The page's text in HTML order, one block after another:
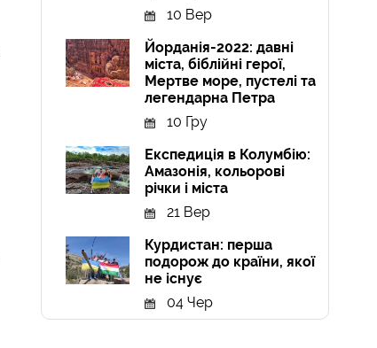
10 Вер
Йорданія-2022: давні
міста, біблійні герої,
Мертве море, пустелі та
легендарна Петра
10 Гру
Експедиція в Колумбію:
Амазонія, кольорові
річки і міста
21 Вер
Курдистан: перша
подорож до країни, якої
не існує
04 Чер